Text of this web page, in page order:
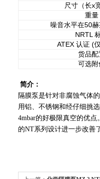
尺寸（长x
重量
噪音水平在50
NRTL
ATEX 认证 (
货品配
可选附
简介：
隔膜泵是针对非腐蚀气体
用铝、不锈钢和经仔细挑
4mbar的好极限真空的优
的NT系列设计进一步改善